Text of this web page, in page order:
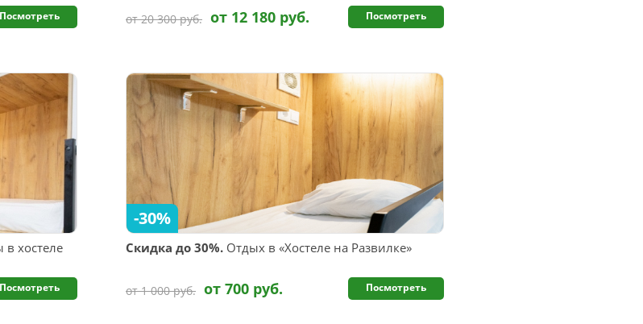
Посмотреть от 20 300 руб. от 12 180 руб. Посмотреть
хостеле
Посмотреть
Скидка до 30%. Отдых в «Хостеле на Развилке»
-30%
от 1 000 руб. от 700 руб. Посмотреть